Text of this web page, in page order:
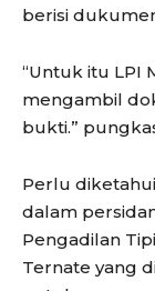
berisi
“Untuk itu LPI
mengambil
bukti.”
Perlu
dalam
Pengadilan
Ternate yang